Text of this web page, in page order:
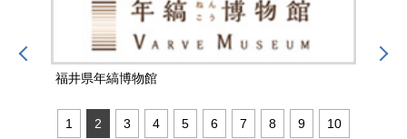
福井県年縞博物館
1 2 3 4 5 6 7 8 9 10